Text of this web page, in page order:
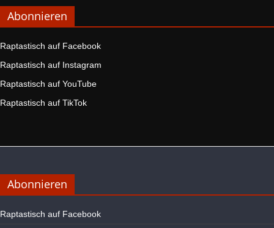
Abonnieren
Raptastisch auf Facebook
Raptastisch auf Instagram
Raptastisch auf YouTube
Raptastisch auf TikTok
Abonnieren
Raptastisch auf Facebook